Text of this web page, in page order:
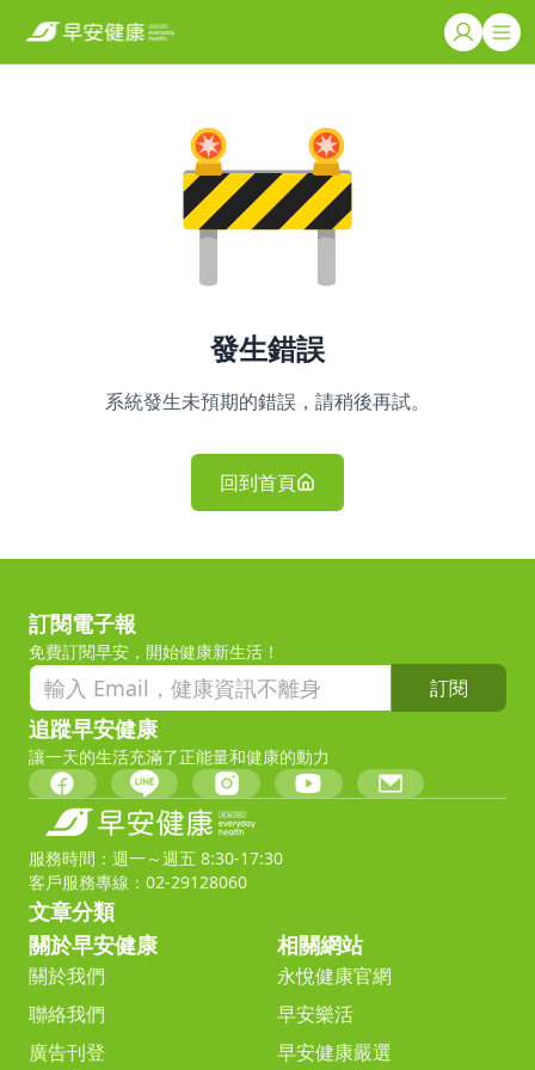
發生錯誤
系統發生未預期的錯誤，請稍後再試。
回到首頁
訂閱電子報
免費訂閱早安，開始健康新生活！
訂閱
追蹤早安健康
讓一天的生活充滿了正能量和健康的動力
服務時間：週一～週五 8:30-17:30
客戶服務專線：02-29128060
文章分類
關於早安健康
關於我們
聯絡我們
廣告刊登
相關網站
永悅健康官網
早安樂活
早安健康嚴選